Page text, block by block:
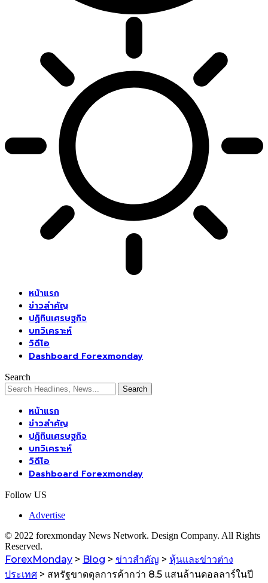
หน้าแรก
ข่าวสำคัญ
ปฏิทินเศรษฐกิจ
บทวิเคราะห์
วิดีโอ
Dashboard Forexmonday
Search
หน้าแรก
ข่าวสำคัญ
ปฏิทินเศรษฐกิจ
บทวิเคราะห์
วิดีโอ
Dashboard Forexmonday
Follow US
Advertise
© 2022 forexmonday News Network. Design Company. All Rights
Reserved.
ForexMonday > Blog > ข่าวสำคัญ > หุ้นและข่าวต่าง
ประเทศ > สหรัฐขาดดุลการค้ากว่า 8.5 แสนล้านดอลลาร์ในปี